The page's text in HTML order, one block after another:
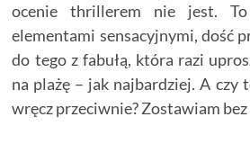
ocenie thrillerem nie jest.
elementami sensacyjnymi, dość
do tego z fabułą, która razi
na plażę – jak najbardziej. A czy
wręcz przeciwnie? Zostawiam